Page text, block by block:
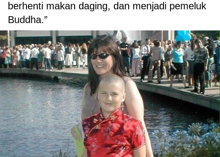
berhenti makan daging, dan menjadi pemeluk
Buddha.”